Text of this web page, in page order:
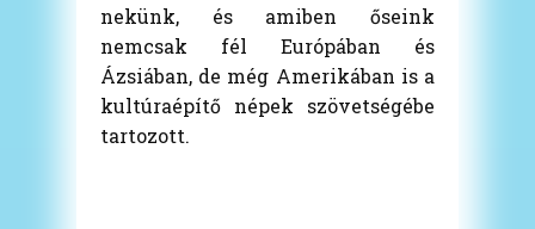
nekünk, és amiben őseink
nemcsak fél Európában és
Ázsiában, de még Amerikában is a
kultúraépítő népek szövetségébe
tartozott.